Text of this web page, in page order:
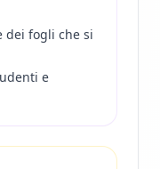
dei fogli che si
e